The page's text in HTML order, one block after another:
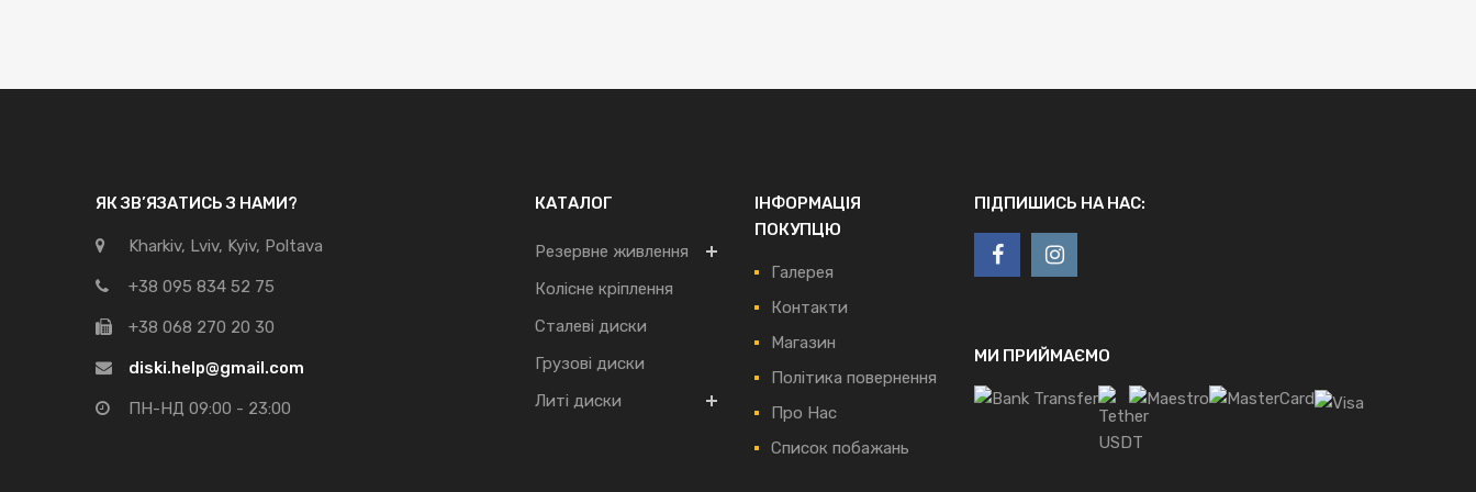
ЯК ЗВ’ЯЗАТИСЬ З НАМИ?
Kharkiv, Lviv, Kyiv, Poltava
+38 095 834 52 75
+38 068 270 20 30
diski.help@gmail.com
ПН-НД 09:00 - 23:00
КАТАЛОГ
Резервне живлення
Колісне кріплення
Сталеві диски
Грузові диски
Литі диски
ІНФОРМАЦІЯ
ПОКУПЦЮ
Галерея
Контакти
Магазин
Політика повернення
Про Нас
Список побажань
ПІДПИШИСЬ НА НАС:
МИ ПРИЙМАЄМО